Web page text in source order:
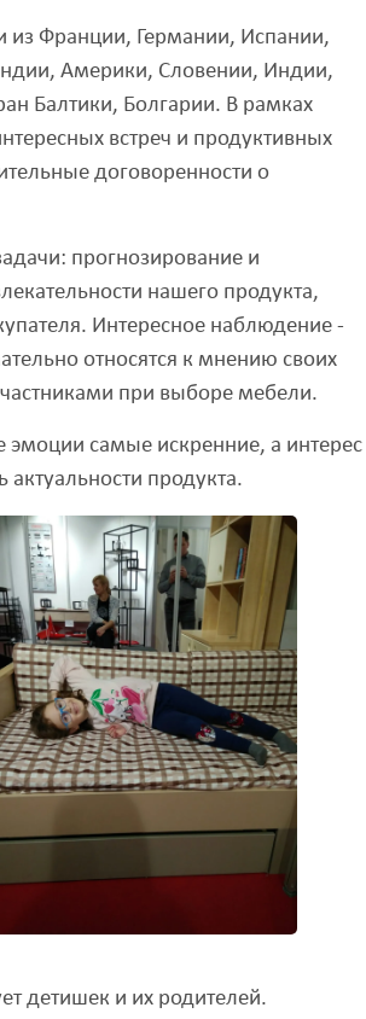
из Франции, Германии, Испании,
Америки, Словении, Индии,
Балтики, Болгарии. В рамках
встреч и продуктивных
договоренности о
прогнозирование и
нашего продукта,
Интересное наблюдение -
относятся к мнению своих
при выборе мебели.
эмоции самые искренние, а интерес
актуальности продукта.
детишек и их родителей.